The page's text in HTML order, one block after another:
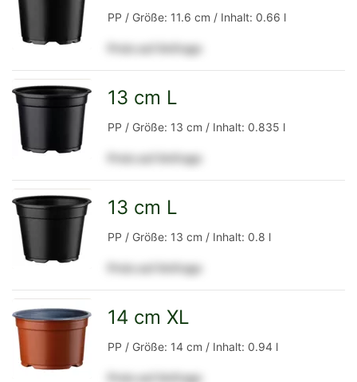
Detailseite
PP / Größe: 11.6 cm / Inhalt: 0.66 l
Preis auf Anfrage
Detailseite
13 cm L
PP / Größe: 13 cm / Inhalt: 0.835 l
Preis auf Anfrage
Detailseite
13 cm L
PP / Größe: 13 cm / Inhalt: 0.8 l
Preis auf Anfrage
14 cm XL
PP / Größe: 14 cm / Inhalt: 0.94 l
Preis auf Anfrage